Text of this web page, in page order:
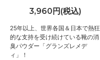
3,960円(税込)
25年以上、世界各国＆日本で熱狂
的な支持を受け続けている靴の消
臭パウダー「グランズレメデ
ィ」！